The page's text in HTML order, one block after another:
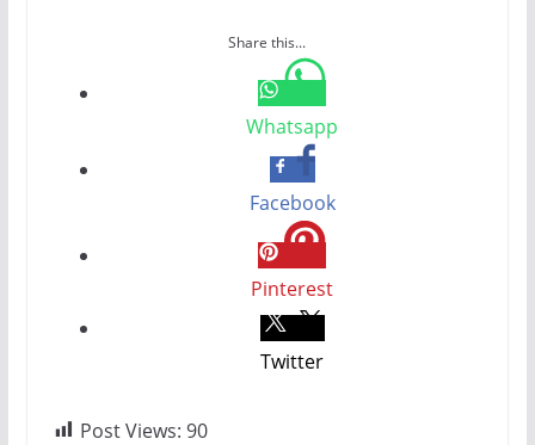
Share this...
Whatsapp
Facebook
Pinterest
Twitter
Post Views: 90